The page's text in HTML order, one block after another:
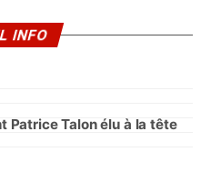
INFO
Patrice Talon élu à la tête